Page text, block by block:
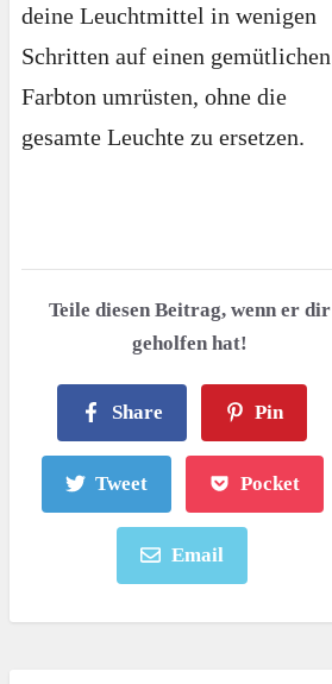
deine Leuchtmittel in wenigen
Schritten auf einen gemütlichen
Farbton umrüsten, ohne die
gesamte Leuchte zu ersetzen.
Teile diesen Beitrag, wenn er dir
geholfen hat!
Share Pin
Tweet Pocket
Email